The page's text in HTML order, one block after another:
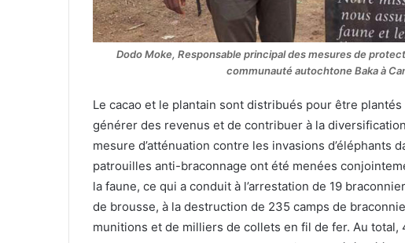
Dodo Moke, Responsable principal des mesures de
communauté autochtone Baka à
Le cacao et le plantain sont distribués pour être
générer des revenus et de contribuer à la
mesure d’atténuation contre les invasions d’éléphants
patrouilles anti-braconnage ont été menées
la faune, ce qui a conduit à l’arrestation de 19
de brousse, à la destruction de 235 camps de
munitions et de milliers de collets en fil de fer. Au total,